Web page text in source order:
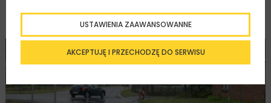
– Szczyrzyc projektu Podłęże–Piekiełko
DROGI INWESTYCJE WIADOMOŚCI
AKCEPTUJĘ I PRZECHODZĘ DO SERWISU
USTAWIENIA ZAAWANSOWANNE